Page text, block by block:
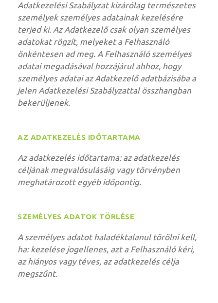
Adatkezelési Szabályzat kizárólag természetes
személyek személyes adatainak kezelésére
terjed ki. Az Adatkezelő csak olyan személyes
adatokat rögzít, melyeket a Felhasználó
önkéntesen ad meg. A Felhasználó személyes
adatai megadásával hozzájárul ahhoz, hogy
személyes adatai az Adatkezelő adatbázisába a
jelen Adatkezelési Szabályzattal összhangban
bekerüljenek.
AZ ADATKEZELÉS IDŐTARTAMA
Az adatkezelés időtartama: az adatkezelés
céljának megvalósulásáig vagy törvényben
meghatározott egyéb időpontig.
SZEMÉLYES ADATOK TÖRLÉSE
A személyes adatot haladéktalanul törölni kell,
ha: kezelése jogellenes, azt a Felhasználó kéri,
az hiányos vagy téves, az adatkezelés célja
megszűnt.